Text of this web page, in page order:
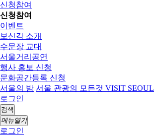
신청참여
신청참여
이벤트
보신각 소개
수문장 교대
서울거리공연
행사 홍보 신청
문화공간등록 신청
서울의 밤 서울 관광의 모든것 VISIT SEOUL
로그인
검색
메뉴열기
로그인